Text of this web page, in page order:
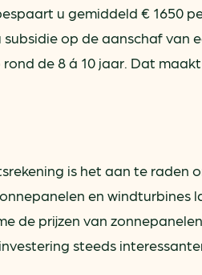
u gemiddeld € 1650
op de aanschaf van
de 8 á 10 jaar. Dat
is het aan te raden
en windturbines
de prijzen van
steeds